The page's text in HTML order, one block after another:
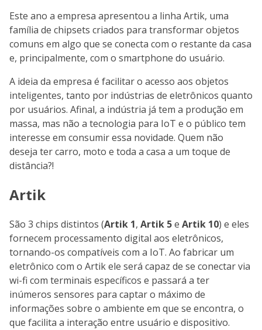
Este ano a empresa apresentou a linha Artik, uma
família de chipsets criados para transformar objetos
comuns em algo que se conecta com o restante da casa
e, principalmente, com o smartphone do usuário.
A ideia da empresa é facilitar o acesso aos objetos
inteligentes, tanto por indústrias de eletrônicos quanto
por usuários. Afinal, a indústria já tem a produção em
massa, mas não a tecnologia para IoT e o público tem
interesse em consumir essa novidade. Quem não
deseja ter carro, moto e toda a casa a um toque de
distância?!
Artik
São 3 chips distintos (Artik 1, Artik 5e Artik 10) e eles
fornecem processamento digital aos eletrônicos,
tornando-os compatíveis com a IoT. Ao fabricar um
eletrônico com o Artik ele será capaz de se conectar via
wi-fi com terminais específicos e passará a ter
inúmeros sensores para captar o máximo de
informações sobre o ambiente em que se encontra, o
que facilita a interação entre usuário e dispositivo.